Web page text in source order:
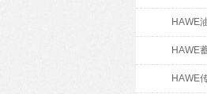
HAWE
HAWE
HAWE